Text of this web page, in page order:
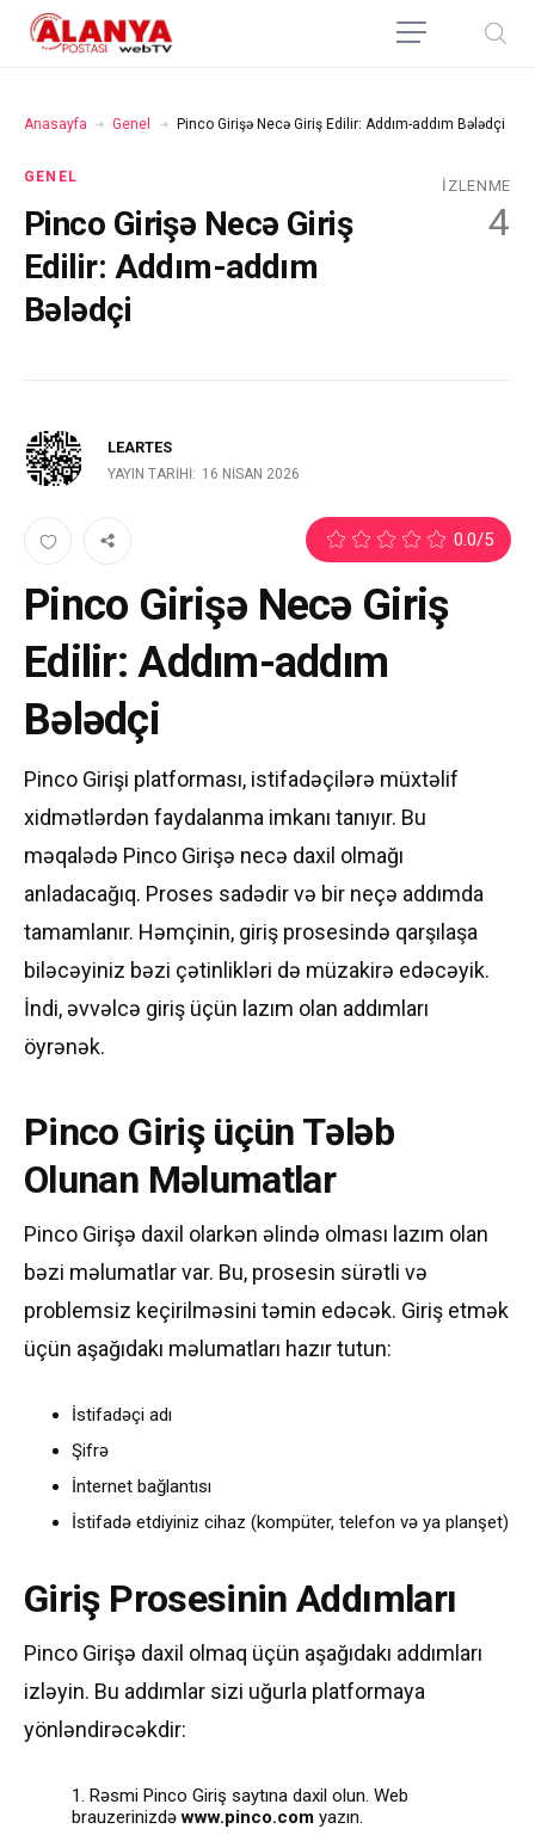
Anasayfa Genel Pinco Girişə Necə Giriş Edilir: Addım-addım Bələdçi
GENEL
Pinco Girişə Necə Giriş
Edilir: Addım-addım
Bələdçi
İZLENME
4
LEARTES
YAYIN TARIHI: 16 NISAN 2026
0.0/5
Pinco Girişə Necə Giriş
Edilir: Addım-addım
Bələdçi
Pinco Girişi platforması, istifadəçilərə müxtəlif
xidmətlərdən faydalanma imkanı tanıyır. Bu
məqalədə Pinco Girişə necə daxil olmağı
anladacağıq. Proses sadədir və bir neçə addımda
tamamlanır. Həmçinin, giriş prosesində qarşılaşa
biləcəyiniz bəzi çətinlikləri də müzakirə edəcəyik.
İndi, əvvəlcə giriş üçün lazım olan addımları
öyrənək.
Pinco Giriş üçün Tələb
Olunan Məlumatlar
Pinco Girişə daxil olarkən əlində olması lazım olan
bəzi məlumatlar var. Bu, prosesin sürətli və
problemsiz keçirilməsini təmin edəcək. Giriş etmək
üçün aşağıdakı məlumatları hazır tutun:
İstifadəçi adı
Şifrə
İnternet bağlantısı
İstifadə etdiyiniz cihaz (kompüter, telefon və ya planşet)
Giriş Prosesinin Addımları
Pinco Girişə daxil olmaq üçün aşağıdakı addımları
izləyin. Bu addımlar sizi uğurla platformaya
yönləndirəcəkdir:
Rəsmi Pinco Giriş saytına daxil olun. Web
brauzerinizdəwww.pinco.com yazın.